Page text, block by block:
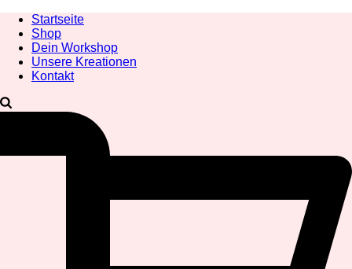
Startseite
Shop
Dein Workshop
Unsere Kreationen
Kontakt